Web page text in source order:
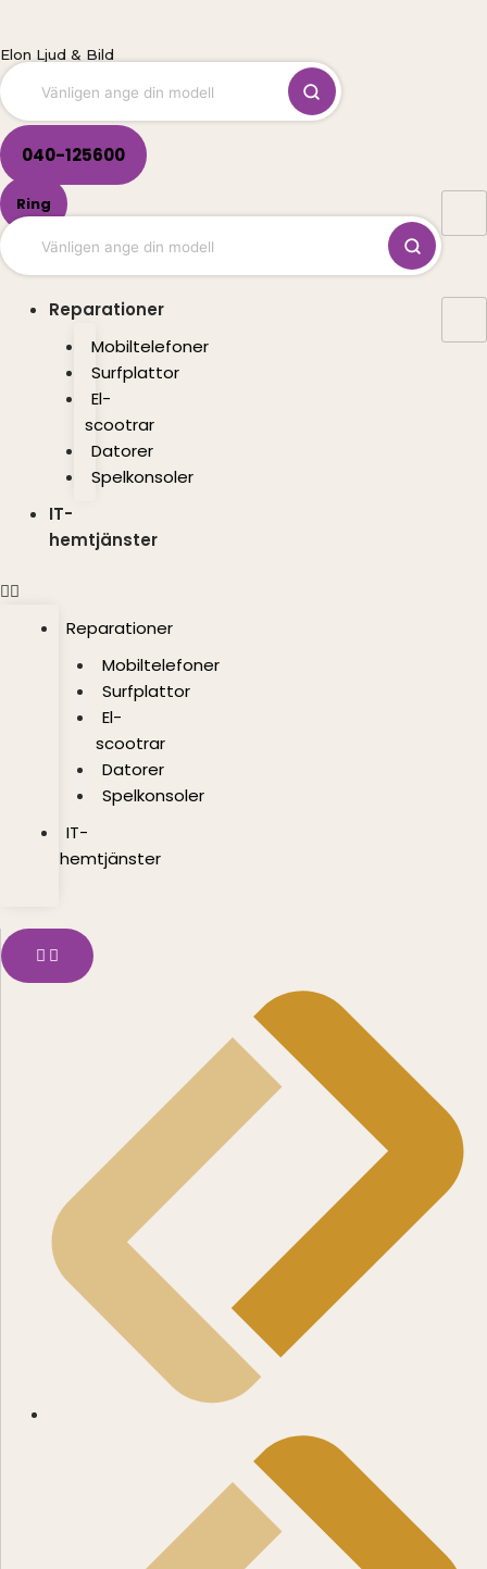
innehåll
Elon Ljud & Bild
040-125600
Ring
Reparationer
Mobiltelefoner
Surfplattor
El-
scootrar
Datorer
Spelkonsoler
IT-
hemtjänster
Reparationer
Mobiltelefoner
Surfplattor
El-
scootrar
Datorer
Spelkonsoler
IT-
hemtjänster